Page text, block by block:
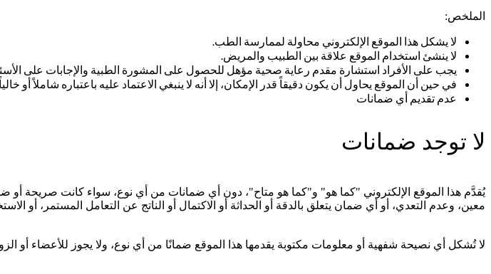
الملخص:
لا يشكل هذا الموقع الإلكتروني محاولة لممارسة الطب.
لا ينشئ استخدام الموقع علاقة بين الطبيب والمريض.
يجب على الأفراد استشارة مقدم رعاية صحية مؤهل للحصول على المشورة الطبية والإجابات على
في حين أن الموقع يحاول أن يكون دقيقاً قدر الإمكان، إلا أنه لا ينبغي الاعتماد عليه باعتباره شاملاً أو
عدم تقديم أي ضمانات
لا توجد ضمانات
يُقدَّم هذا الموقع الإلكتروني "كما هو" و"كما هو متاح"، دون أي ضمانات من أي نوع، سواء كانت صريحة أو
معين، وعدم التعدي، أو أي ضمان يتعلق بالدقة أو الحداثة أو الاكتمال أو الناتج عن التعامل المستمر، أو
لا تُشكل أي نصيحة شفهية أو معلومات مكتوبة يقدمها هذا الموقع ضمانًا من أي نوع، ولا يجوز للأعضاء أو